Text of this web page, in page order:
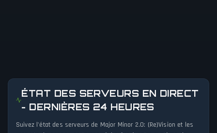
ÉTAT DES SERVEURS EN DIRECT
- DERNIÈRES 24 HEURES
Suivez l'état des serveurs de Major Minor 2.0: (Re)Vision et les